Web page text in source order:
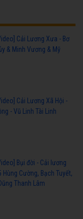
Cải Lương Xưa - Bơ
& Minh Vương & Mỹ
Cải Lương Xã Hội -
- Vũ Linh Tài Linh
Bụi đời - Cải lương
Cường, Bạch Tuyết,
Thanh Lâm